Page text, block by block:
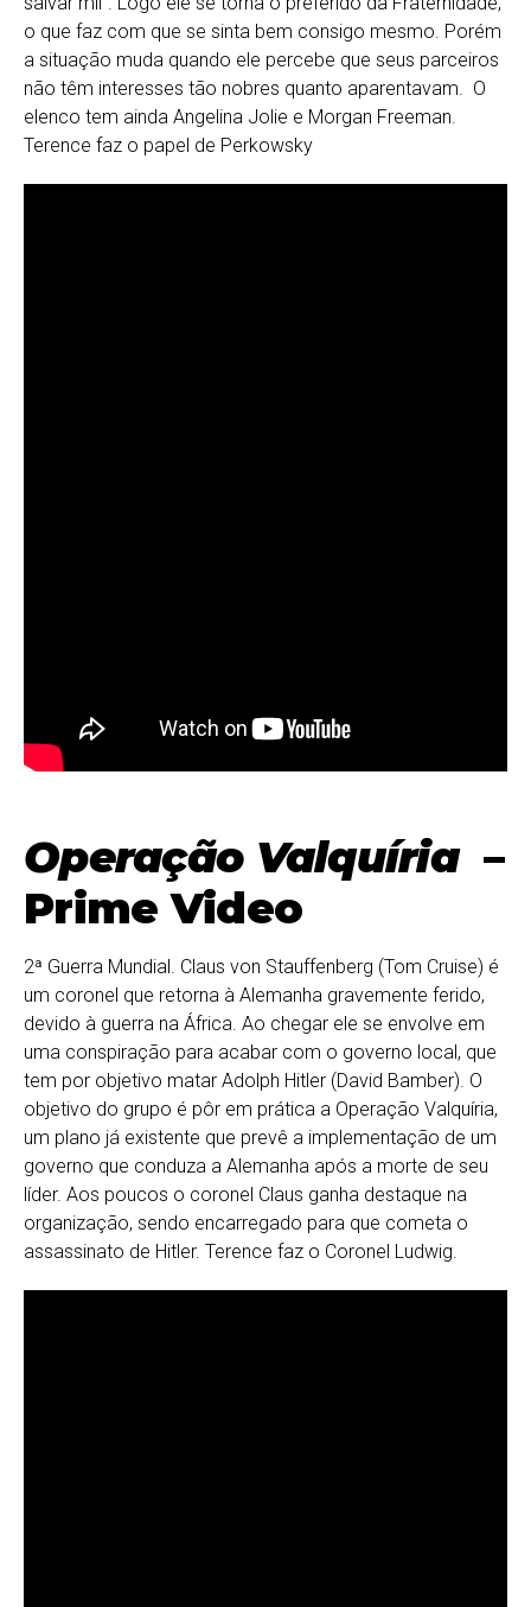
o que faz com que se sinta bem consigo mesmo. Porém
a situação muda quando ele percebe que seus parceiros
não têm interesses tão nobres quanto aparentavam. O
elenco tem ainda Angelina Jolie e Morgan Freeman.
Terence faz o papel de Perkowsky
Operação Valquíria–
Prime Video
2ª Guerra Mundial. Claus von Stauffenberg (Tom Cruise) é
um coronel que retorna à Alemanha gravemente ferido,
devido à guerra na África. Ao chegar ele se envolve em
uma conspiração para acabar com o governo local, que
tem por objetivo matar Adolph Hitler (David Bamber). O
objetivo do grupo é pôr em prática a Operação Valquíria,
um plano já existente que prevê a implementação de um
governo que conduza a Alemanha após a morte de seu
líder. Aos poucos o coronel Claus ganha destaque na
organização, sendo encarregado para que cometa o
assassinato de Hitler. Terence faz o Coronel Ludwig.